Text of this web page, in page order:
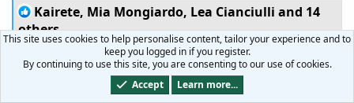
R
e
a
t
o
Kairete, Mia Mongiardo, Lea Cianciulli and 14
others
5 Replies Donate Like 0 Condividi
This site uses cookies to help personalise content, tailor your experience and to
keep you logged in if you register.
By continuing to use this site, you are consenting to our use of cookies.
Accept
Learn more...